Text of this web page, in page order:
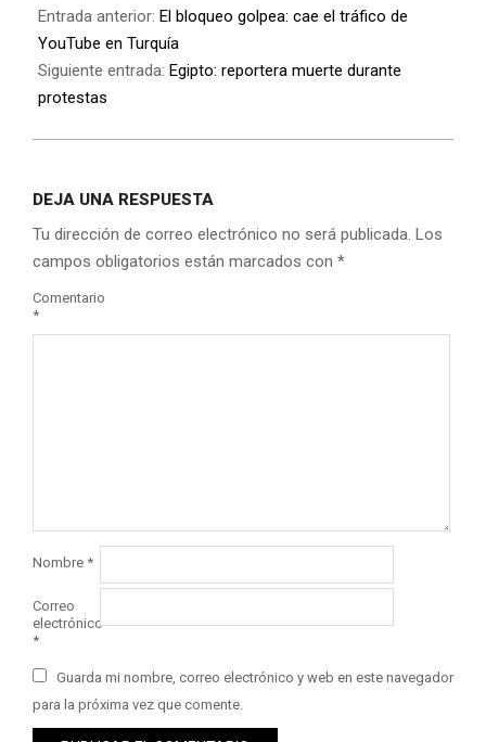
Entrada anterior: El bloqueo golpea: cae el tráfico de
YouTube en Turquía
Siguiente entrada: Egipto: reportera muerte durante
protestas
DEJA UNA RESPUESTA
Tu dirección de correo electrónico no será publicada. Los
campos obligatorios están marcados con *
Comentario
*
Nombre *
Correo
electrónico
*
Guarda mi nombre, correo electrónico y web en este navegador
para la próxima vez que comente.